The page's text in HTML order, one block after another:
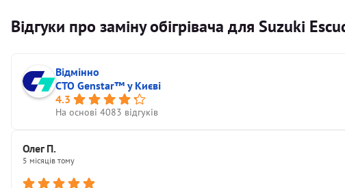
Відгуки про заміну обігрівача для Suzuki
Відмінно
СТО Genstar™ у Києві
4.3
На основі 4083 відгуків
Олег П.
5 місяців тому